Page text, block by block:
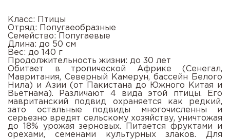
Класс: Птицы
Отряд: Попугаеобразные
Семейство: Попугаевые
Длина: до 50 см
Вес: до 140 г
Продолжительность жизни: до 30 лет
Обитает в тропической Африке (Сенегал,
Мавритания, Северный Камерун, бассейн Белого
Нила) и Азии (от Пакистана до Южного Китая и
Вьетнама). Различают 4 вида этой птицы. Его
мавританский подвид охраняется как редкий,
зато остальные подвиды многочисленны и
серьезно вредят сельскому хозяйству, уничтожая
до 18% урожая зерновых. Питается фруктами и
орехами, семенами культурных злаков. Для